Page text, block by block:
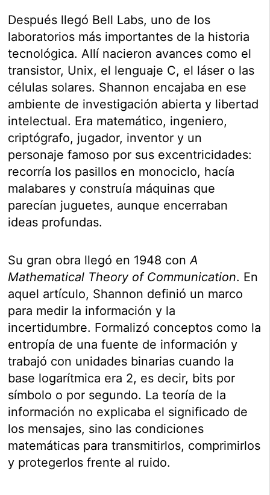
Después llegó Bell Labs, uno de los
laboratorios más importantes de la historia
tecnológica. Allí nacieron avances como el
transistor, Unix, el lenguaje C, el láser o las
células solares. Shannon encajaba en ese
ambiente de investigación abierta y libertad
intelectual. Era matemático, ingeniero,
criptógrafo, jugador, inventor y un
personaje famoso por sus excentricidades:
recorría los pasillos en monociclo, hacía
malabares y construía máquinas que
parecían juguetes, aunque encerraban
ideas profundas.
Su gran obra llegó en 1948 conA
Mathematical Theory of Communication. En
aquel artículo, Shannon definió un marco
para medir la información y la
incertidumbre. Formalizó conceptos como la
entropía de una fuente de información y
trabajó con unidades binarias cuando la
base logarítmica era 2, es decir, bits por
símbolo o por segundo. La teoría de la
información no explicaba el significado de
los mensajes, sino las condiciones
matemáticas para transmitirlos, comprimirlos
y protegerlos frente al ruido.